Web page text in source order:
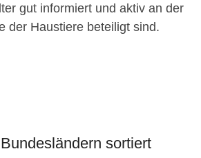
gut informiert und aktiv an der
der Haustiere beteiligt sind.
sortiert